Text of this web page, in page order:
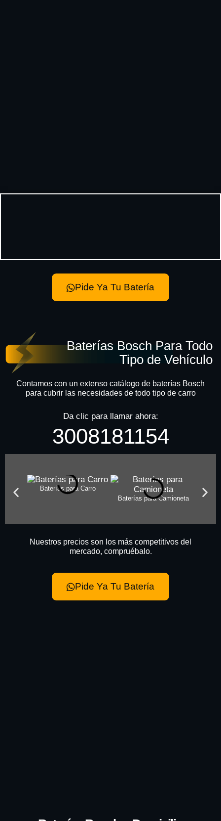
Pide Ya Tu Batería
Baterías Bosch Para Todo
Tipo de Vehículo
Contamos con un extenso catálogo de baterías Bosch
para cubrir las necesidades de todo tipo de carro
Da clic para llamar ahora:
3008181154
Baterías para Carro
Baterías para Camioneta
Nuestros precios son los más competitivos del
mercado, compruébalo.
Pide Ya Tu Batería